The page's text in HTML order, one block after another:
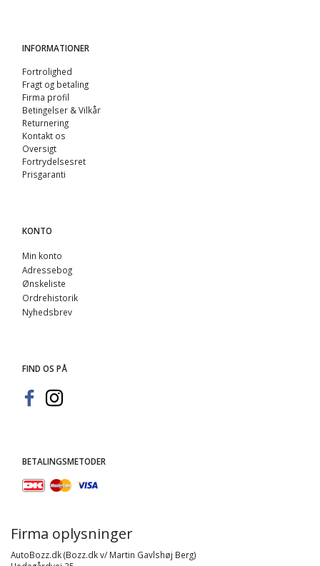
INFORMATIONER
Fortrolighed
Fragt og betaling
Firma profil
Betingelser & Vilkår
Returnering
Kontakt os
Oversigt
Fortrydelsesret
Prisgaranti
KONTO
Min konto
Adressebog
Ønskeliste
Ordrehistorik
Nyhedsbrev
FIND OS PÅ
BETALINGSMETODER
Firma oplysninger
AutoBozz.dk (Bozz.dk v/ Martin Gavlshøj Berg)